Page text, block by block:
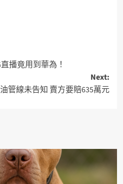
播竟用到華為！
Next:
管線未告知 賣方要賠635萬元